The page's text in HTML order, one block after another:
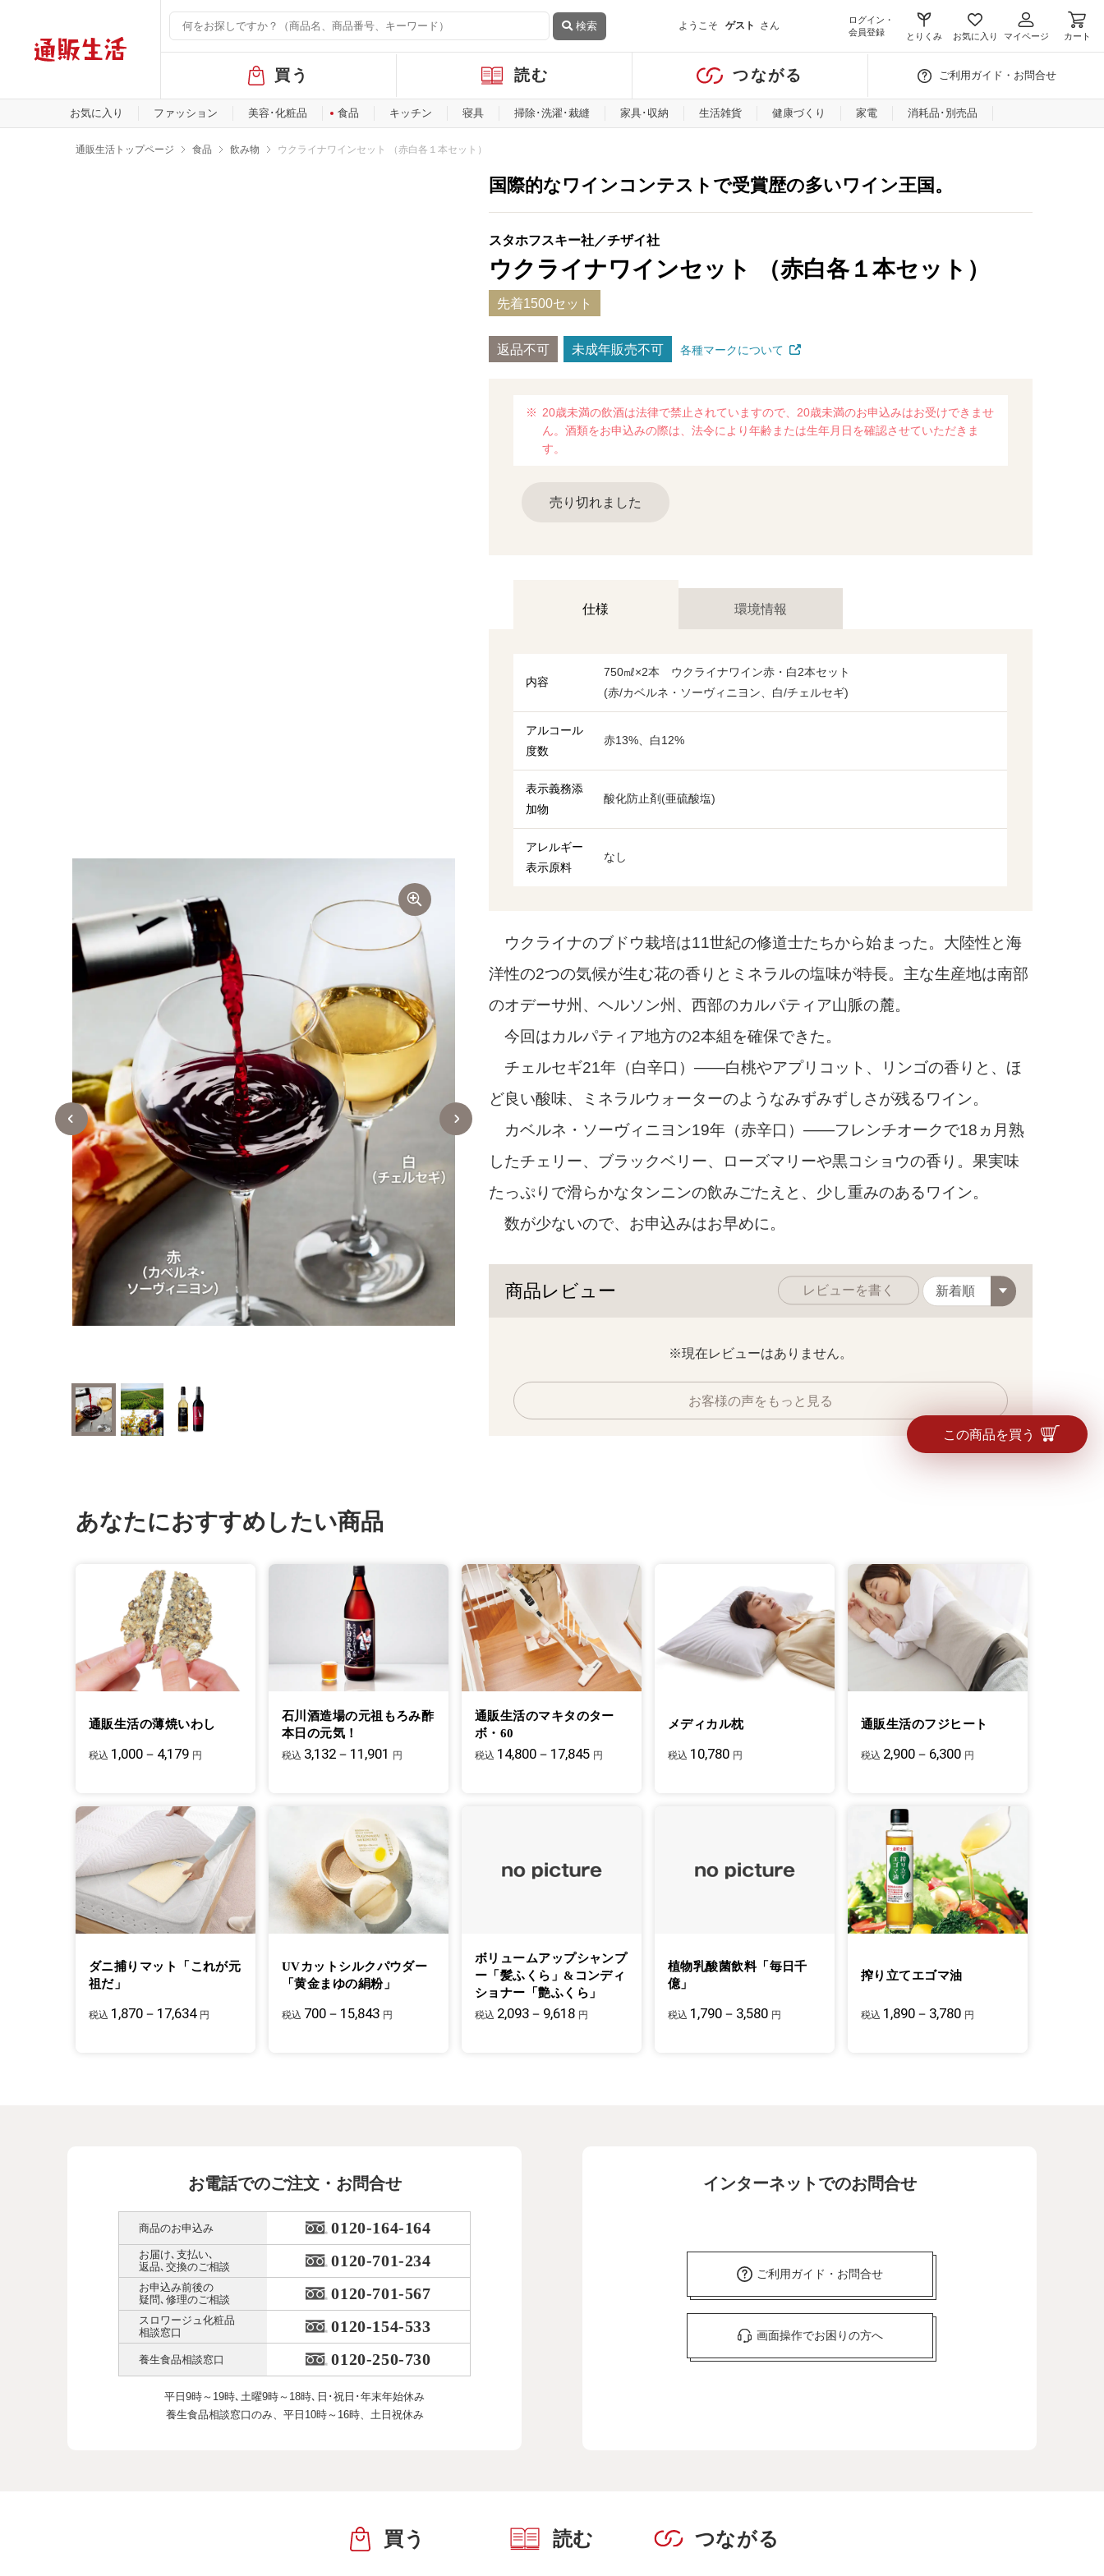
検索 ようこそ ゲスト さん
ログイン・
会員登録
とりくみ お気に入り マイページ カート
バ
ル
メ
買う 読む つながる ご利用ガイド・お問合せ
お気に入り ファッション 美容･化粧品 食品 キッチン 寝具 掃除･洗濯･裁縫 家具･収納 生活雑貨 健康づくり 家電 消耗品･別売品
通販生活トップページ 食品 飲み物 ウクライナワインセット （赤白各１本セット）
国際的なワインコンテストで受賞歴の多いワイン王国。
カルパティア山脈の麓で、きれいな水と空気の中で育つブドウか
スタホフスキー社／チザイ社
ウクライナワインセット （赤白各１本セット）
先着1500セット
返品不可 未成年販売不可 各種マークについて
20歳未満の飲酒は法律で禁止されていますので、20歳未満のお申込みはお受けできませ
ん。酒類をお申込みの際は、法令により年齢または生年月日を確認させていただきま
す。
売り切れました
仕様 環境情報
内容
750㎖×2本 ウクライナワイン赤・白2本セット
(赤/カベルネ・ソーヴィニヨン、白/チェルセギ)
アルコール
度数
赤13%、白12%
表示義務添
加物
酸化防止剤(亜硫酸塩)
アレルギー
表示原料
なし
ウクライナのブドウ栽培は11世紀の修道士たちから始まった。大陸性と海
洋性の2つの気候が生む花の香りとミネラルの塩味が特長。主な生産地は南部
のオデーサ州、ヘルソン州、西部のカルパティア山脈の麓。
今回はカルパティア地方の2本組を確保できた。
チェルセギ21年（白辛口）――白桃やアプリコット、リンゴの香りと、ほ
ど良い酸味、ミネラルウォーターのようなみずみずしさが残るワイン。
カベルネ・ソーヴィニヨン19年（赤辛口）――フレンチオークで18ヵ月熟
したチェリー、ブラックベリー、ローズマリーや黒コショウの香り。果実味
たっぷりで滑らかなタンニンの飲みごたえと、少し重みのあるワイン。
数が少ないので、お申込みはお早めに。
商品レビュー レビューを書く
※現在レビューはありません。
お客様の声をもっと見る
この商品を買う
あなたにおすすめしたい商品
通販生活の薄焼いわし
税込 1,000－4,179 円
石川酒造場の元祖もろみ酢
本日の元気！
税込 3,132－11,901 円
通販生活のマキタのター
ボ・60
税込 14,800－17,845 円
メディカル枕
税込 10,780 円
通販生活のフジヒート
税込 2,900－6,300 円
ダニ捕りマット「これが元
祖だ」
税込 1,870－17,634 円
UVカットシルクパウダー
「黄金まゆの絹粉」
税込 700－15,843 円
ボリュームアップシャンプ
ー「髪ふくら」&コンディ
ショナー「艶ふくら」
税込 2,093－9,618 円
植物乳酸菌飲料「毎日千
億」
税込 1,790－3,580 円
搾り立てエゴマ油
税込 1,890－3,780 円
お電話でのご注文・お問合せ
商品のお申込み 0120-164-164
お届け､支払い､
返品､交換のご相談
0120-701-234
お申込み前後の
疑問､修理のご相談
0120-701-567
スロワージュ化粧品
相談窓口
0120-154-533
養生食品相談窓口 0120-250-730
平日9時～19時､土曜9時～18時､ 日･祝日･年末年始休み
養生食品相談窓口のみ、 平日10時～16時、土日祝休み
インターネットでのお問合せ
ご利用ガイド・お問合せ
画面操作でお困りの方へ
買う 読む つながる